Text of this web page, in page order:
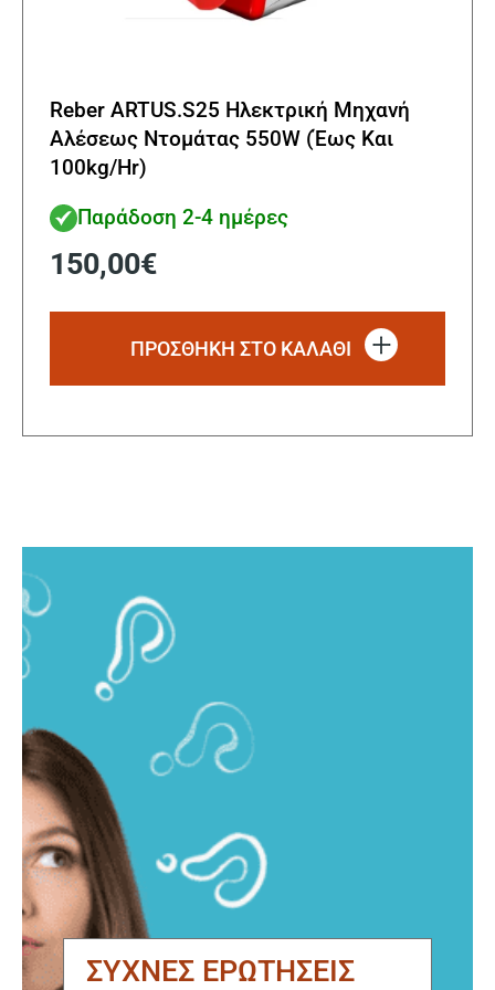
Reber ARTUS.S25 Ηλεκτρική Μηχανή
Αλέσεως Ντομάτας 550W (Έως Και
100kg/Hr)
Παράδοση 2-4 ημέρες
150,00€
ΠΡΟΣΘΗΚΗ ΣΤΟ ΚΑΛΑΘΙ
ΣΥΧΝΕΣ ΕΡΩΤΗΣΕΙΣ